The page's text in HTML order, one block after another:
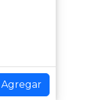
Agregar